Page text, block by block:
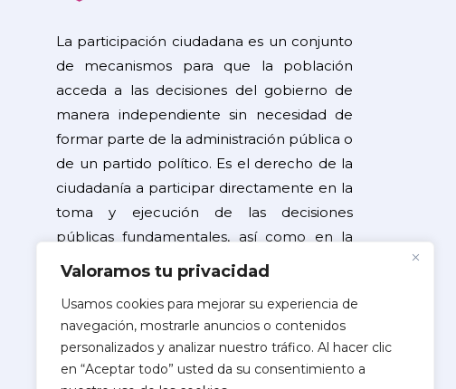
Valoramos tu privacidad
Usamos cookies para mejorar su experiencia de
navegación, mostrarle anuncios o contenidos
personalizados y analizar nuestro tráfico. Al hacer clic
en “Aceptar todo” usted da su consentimiento a
La participación ciudadana es un conjunto
de mecanismos para que la población
acceda a las decisiones del gobierno de
manera independiente sin necesidad de
formar parte de la administración pública o
de un partido político. Es el derecho de la
ciudadanía a participar directamente en la
toma y ejecución de las decisiones
públicas fundamentales, así como en la
resolución de problemas de interés
©2026 Copyright
Instituto Electoral del Estado de Sinaloa